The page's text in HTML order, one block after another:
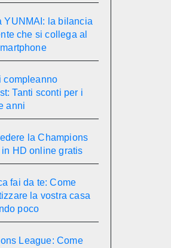
YUNMAI: la bilancia
che si collega al
compleanno
Tanti sconti per i
anni
la Champions
in HD online gratis
fai da te: Come
la vostra casa
poco
League: Come